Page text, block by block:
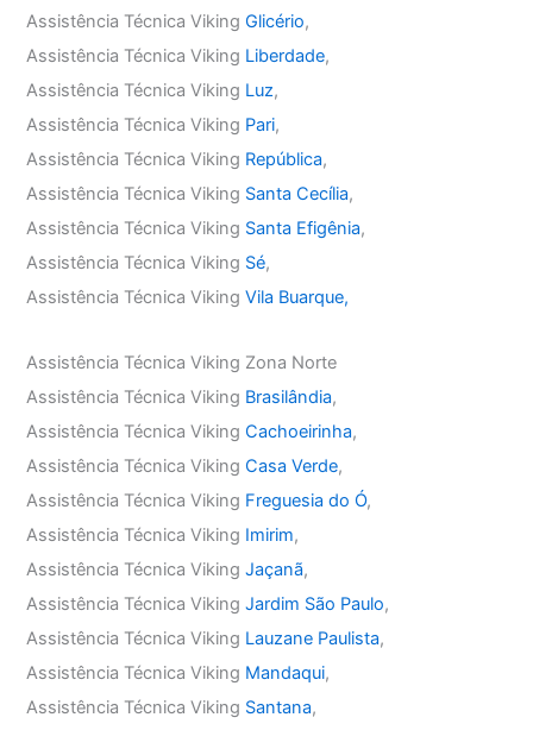
Assistência Técnica VikingGlicério,
Assistência Técnica Viking Liberdade,
Assistência Técnica Viking Luz,
Assistência Técnica Viking Pari,
Assistência Técnica Viking República,
Assistência Técnica Viking Santa Cecília,
Assistência Técnica Viking Santa Efigênia,
Assistência Técnica Viking Sé,
Assistência Técnica VikingVila Buarque,
Assistência Técnica Viking Zona Norte
Assistência Técnica Viking Brasilândia,
Assistência Técnica VikingCachoeirinha,
Assistência Técnica VikingCasa Verde,
Assistência Técnica Viking Freguesia do Ó,
Assistência Técnica Viking Imirim,
Assistência Técnica VikingJaçanã,
Assistência Técnica VikingJardim São Paulo,
Assistência Técnica Viking Lauzane Paulista,
Assistência Técnica Viking Mandaqui,
Assistência Técnica Viking Santana,